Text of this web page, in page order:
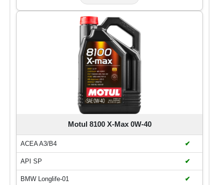
Motul 8100 X-Max 0W-40
ACEA A3/B4 ✔
API SP ✔
BMW Longlife-01 ✔